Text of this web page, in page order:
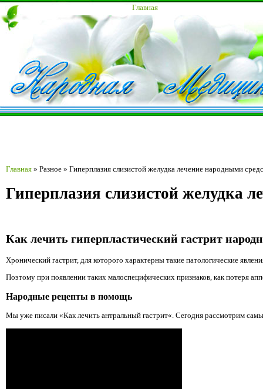
Главная
Главная » Разное » Гиперплазия слизистой желудка лечение народными
Гиперплазия слизистой желудка
Как лечить гиперпластический гастрит
Хронический гастрит, для которого характерны такие патологические
Поэтому при появлении таких малоспецифических признаков, как потеря
Народные рецепты в помощь
Мы уже писали «Как лечить антральный гастрит«. Сегодня рассмотрим